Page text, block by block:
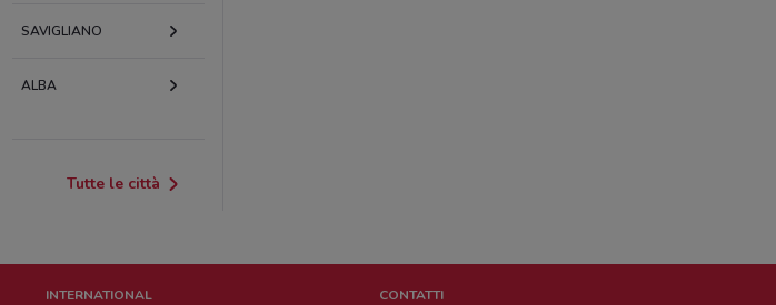
SAVIGLIANO
ALBA
Tutte le città
INTERNATIONAL CONTATTI